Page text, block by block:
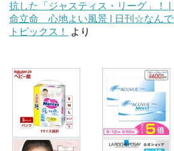
抗した「ジャスティス・リーグ」！ |
命立命 心地よい風景 | 日刊☆なんで
トピックス！
より